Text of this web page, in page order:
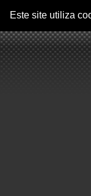
Este site utiliza